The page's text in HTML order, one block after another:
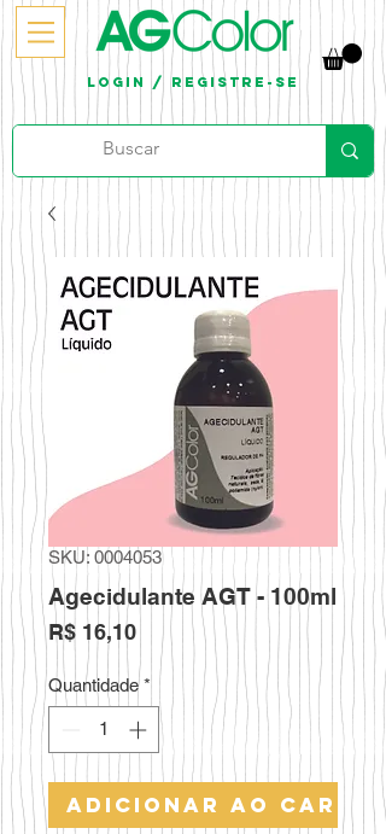
Login / Registre-se
SKU: 0004053
Agecidulante AGT - 100ml
R$ 16,10Preço
Quantidade *
Adicionar ao